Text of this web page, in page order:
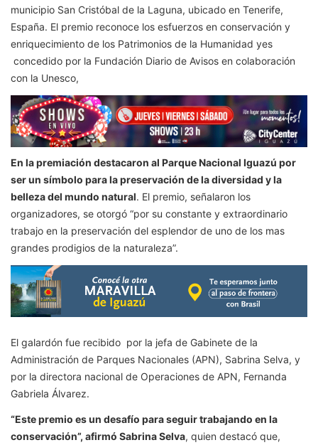
municipio San Cristóbal de la Laguna, ubicado en Tenerife,
España. El premio reconoce los esfuerzos en conservación y
enriquecimiento de los Patrimonios de la Humanidad yes
concedido por la Fundación Diario de Avisos en colaboración
con la Unesco,
En la premiación destacaron al Parque Nacional Iguazú por
ser un símbolo para la preservación de la diversidad y la
belleza del mundo natural. El premio, señalaron los
organizadores, se otorgó “por su constante y extraordinario
trabajo en la preservación del esplendor de uno de los mas
grandes prodigios de la naturaleza”.
El galardón fue recibido por la jefa de Gabinete de la
Administración de Parques Nacionales (APN), Sabrina Selva, y
por la directora nacional de Operaciones de APN, Fernanda
Gabriela Álvarez.
“Este premio es un desafío para seguir trabajando en la
conservación”, afirmó Sabrina Selva, quien destacó que,